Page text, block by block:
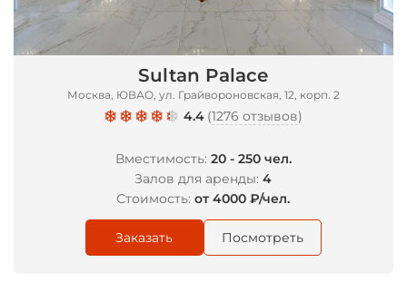
Sultan Palace
Москва, ЮВАО, ул. Грайвороновская, 12, корп. 2
4.4 (1276 отзывов)
Вместимость: 20 - 250 чел.
Залов для аренды:4
Стоимость:от 4000 ₽/чел.
Заказать Посмотреть